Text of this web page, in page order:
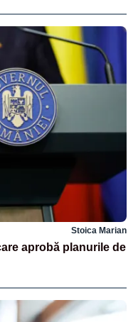
Stoica Marian
aprobă planurile de